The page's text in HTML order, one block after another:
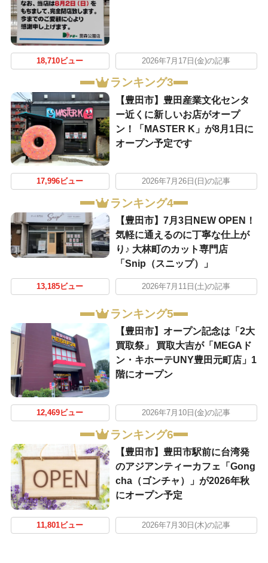
18,710ビュー 2026年7月17日(金)の記事
ランキング3
【豊田市】豊田産業文化センタ
ー近くに新しいお店がオープ
ン！「MASTER K」が8月1日に
オープン予定です
17,996ビュー 2026年7月26日(日)の記事
ランキング4
【豊田市】7月3日NEW OPEN！
気軽に通えるのに丁寧な仕上が
り♪ 大林町のカット専門店
「Snip（スニップ）」
13,185ビュー 2026年7月11日(土)の記事
ランキング5
【豊田市】オープン記念は「2大
買取祭」 買取大吉が「MEGAド
ン・キホーテUNY豊田元町店」1
階にオープン
12,469ビュー 2026年7月10日(金)の記事
ランキング6
【豊田市】豊田市駅前に台湾発
のアジアンティーカフェ「Gong
cha（ゴンチャ）」が2026年秋
にオープン予定
11,801ビュー 2026年7月30日(木)の記事